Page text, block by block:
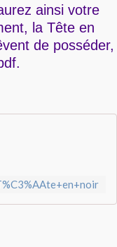
ainsi votre
la Tête en
de posséder,